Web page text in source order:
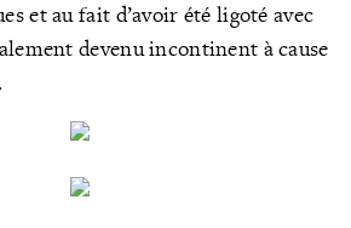
et au fait d’avoir été ligoté avec
devenu incontinent à cause